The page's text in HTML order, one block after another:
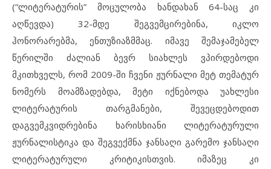
(“ლიტერატურის” მოცულობა ხანდახან 64-საც კი
აღწევდა) 32-მდე შეგვემცირებინა, იკლო
ჰონორარებმა, ენთუზიაზმმაც. იმავე შემაჯამებელ
წერილში ძალიან ბევრ სიახლეს ვპირდებოდი
მკითხველს, რომ 2009-ში ჩვენი ჟურნალი მეტ თემატურ
ნომერს მოამზადებდა, მეტი იქნებოდა უახლესი
ლიტერატურის თარგმანები, შევეცდებოდით
დაგვემკვიდრებინა ხარისხიანი ლიტერატურული
ჟურნალისტიკა და შეგვექმნა ჯანსაღი გარემო ჯანსაღი
ლიტერატურული კრიტიკისთვის. იმაზეც კი